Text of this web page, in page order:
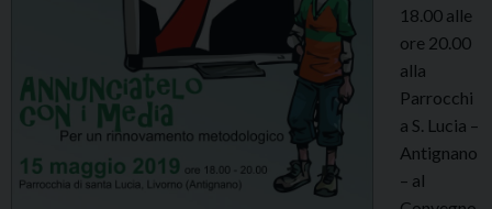
18.00 alle
ore 20.00
alla
Parrocchi
a S. Lucia –
Antignano
– al